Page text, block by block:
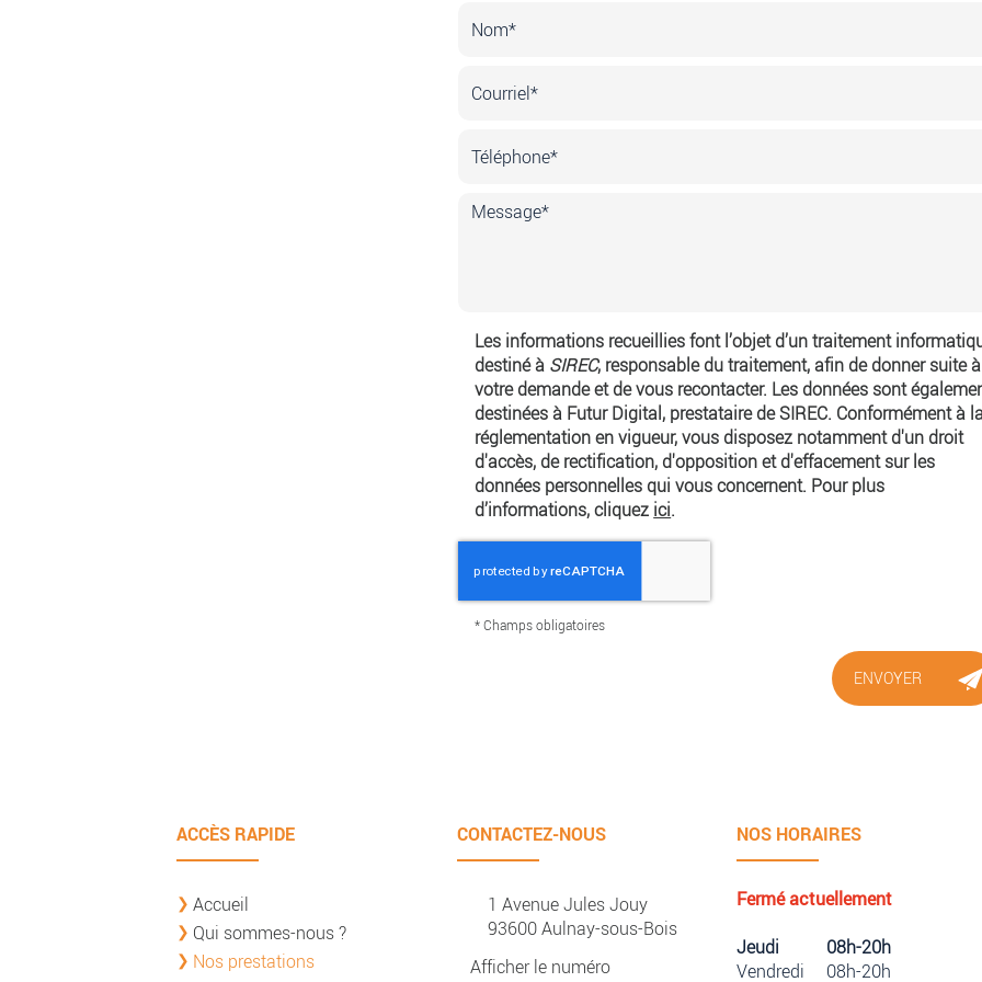
Les informations recueillies font l’objet d’un traitement
destiné à SIREC, responsable du traitement, afin de donner suite à
votre demande et de vous recontacter. Les données sont
destinées à Futur Digital, prestataire de SIREC. Conformément à la
réglementation en vigueur, vous disposez notamment d'un droit
d'accès, de rectification, d'opposition et d'effacement sur les
données personnelles qui vous concernent. Pour plus
d’informations, cliquez ici.
*Champs obligatoires
ACCÈS RAPIDE
Accueil
Qui sommes-nous ?
Nos prestations
CONTACTEZ-NOUS
1 Avenue Jules Jouy
93600 Aulnay-sous-Bois
Afficher le numéro
NOS HORAIRES
Fermé actuellement
Jeudi
08h-20h
Vendredi
08h-20h